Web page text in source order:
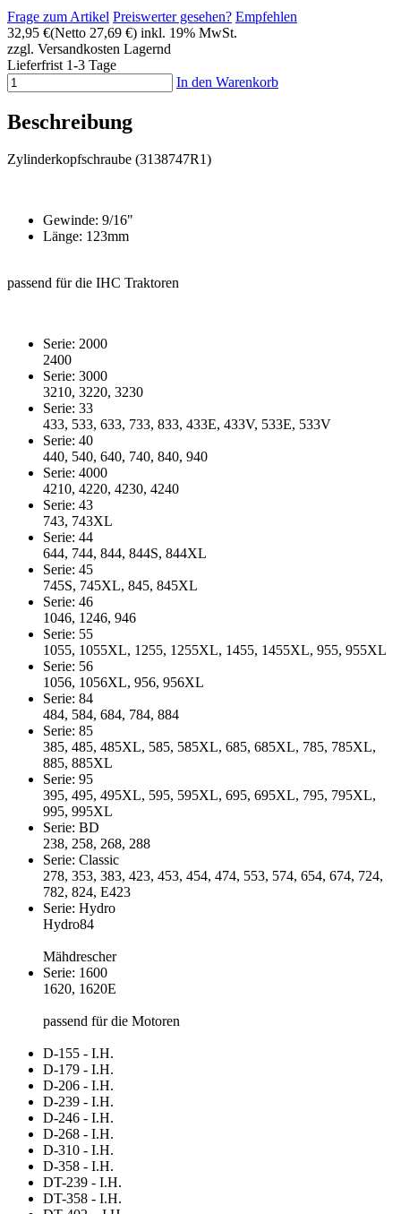
Frage zum Artikel Preiswerter gesehen? Empfehlen
32,95 €(Netto 27,69 €) inkl. 19% MwSt.
zzgl. Versandkosten Lagernd
Lieferfrist 1-3 Tage
In den Warenkorb
Beschreibung
Zylinderkopfschraube (3138747R1)
Gewinde: 9/16"
Länge: 123mm
passend für die IHC Traktoren
Serie: 2000
2400
Serie: 3000
3210, 3220, 3230
Serie: 33
433, 533, 633, 733, 833, 433E, 433V, 533E, 533V
Serie: 40
440, 540, 640, 740, 840, 940
Serie: 4000
4210, 4220, 4230, 4240
Serie: 43
743, 743XL
Serie: 44
644, 744, 844, 844S, 844XL
Serie: 45
745S, 745XL, 845, 845XL
Serie: 46
1046, 1246, 946
Serie: 55
1055, 1055XL, 1255, 1255XL, 1455, 1455XL, 955, 955XL
Serie: 56
1056, 1056XL, 956, 956XL
Serie: 84
484, 584, 684, 784, 884
Serie: 85
385, 485, 485XL, 585, 585XL, 685, 685XL, 785, 785XL,
885, 885XL
Serie: 95
395, 495, 495XL, 595, 595XL, 695, 695XL, 795, 795XL,
995, 995XL
Serie: BD
238, 258, 268, 288
Serie: Classic
278, 353, 383, 423, 453, 454, 474, 553, 574, 654, 674, 724,
782, 824, E423
Serie: Hydro
Hydro84
Mähdrescher
Serie: 1600
1620, 1620E
passend für die Motoren
D-155 - I.H.
D-179 - I.H.
D-206 - I.H.
D-239 - I.H.
D-246 - I.H.
D-268 - I.H.
D-310 - I.H.
D-358 - I.H.
DT-239 - I.H.
DT-358 - I.H.